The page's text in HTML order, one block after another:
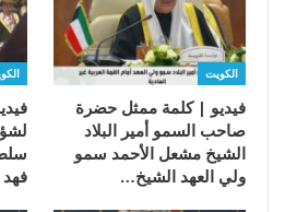
الكويت
فيديو | كلمة ممثل حضرة
صاحب السمو أمير البلاد
الشيخ مشعل الأحمد سمو
ولي العهد الشيخ…